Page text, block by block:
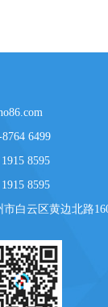
6499
8595
8595
白云区黄边北路